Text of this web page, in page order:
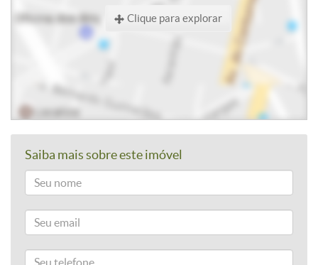
Clique para explorar
Saiba mais sobre este imóvel